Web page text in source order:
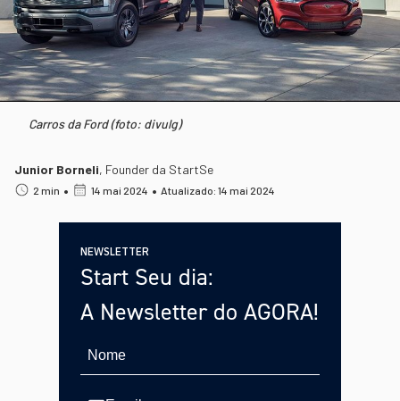
Carros da Ford (foto: divulg)
Junior Borneli, Founder da StartSe
2 min • 14 mai 2024 • Atualizado: 14 mai 2024
NEWSLETTER
Start Seu dia:
A Newsletter do AGORA!